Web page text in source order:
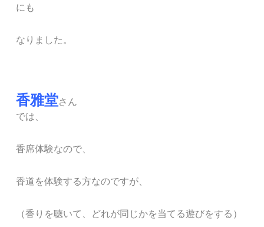
にも
なりました。
香雅堂さん
では、
香席体験なので、
香道を体験する方なのですが、
（香りを聴いて、どれが同じかを当てる遊びをする）